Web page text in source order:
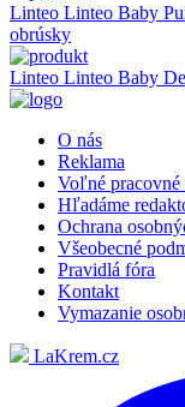
Linteo Linteo Baby
obrúsky
Linteo Linteo Baby
O nás
Reklama
Voľné pracovné
Hľadáme
Ochrana
Všeobecné
Pravidlá fóra
Kontakt
Vymazanie
LaKrem.cz